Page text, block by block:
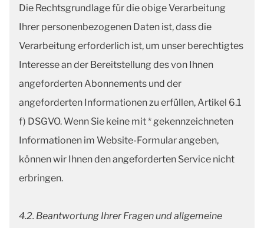
Die Rechtsgrundlage für die obige Verarbeitung
Ihrer personenbezogenen Daten ist, dass die
Verarbeitung erforderlich ist, um unser berechtigtes
Interesse an der Bereitstellung des von Ihnen
angeforderten Abonnements und der
angeforderten Informationen zu erfüllen, Artikel 6.1
f) DSGVO. Wenn Sie keine mit * gekennzeichneten
Informationen im Website-Formular angeben,
können wir Ihnen den angeforderten Service nicht
erbringen.
4.2. Beantwortung Ihrer Fragen und allgemeine